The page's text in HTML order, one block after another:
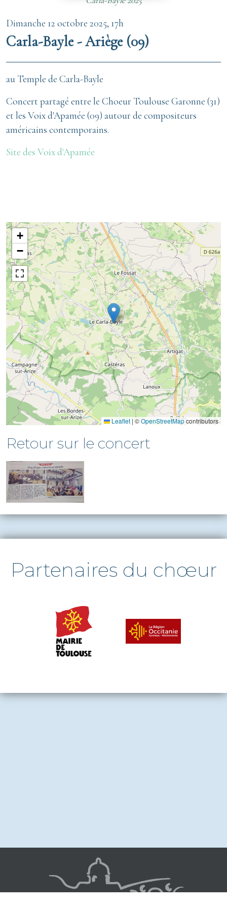
Dimanche 12 octobre 2025, 17h
Carla-Bayle - Ariège (09)
au Temple de Carla-Bayle
Concert partagé entre le Choeur Toulouse Garonne (31)
et les Voix d'Apamée (09) autour de compositeurs
américains contemporains.
Site des Voix d'Apamée
+
−
Leaflet | ©OpenStreetMapcontributors
Retour sur le concert
Partenaires du chœur